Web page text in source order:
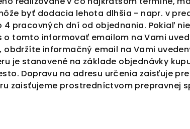
byť dodacia lehota dlhšia - napr. v
4 pracovných dní od objednania. Pokiaľ
o tomto informovať emailom na Vami
obdržíte informačný email na Vami
je stanovené na základe objednávky
Dopravu na adresu určenia zaisťuje
zaisťujeme prostredníctvom prepravnej